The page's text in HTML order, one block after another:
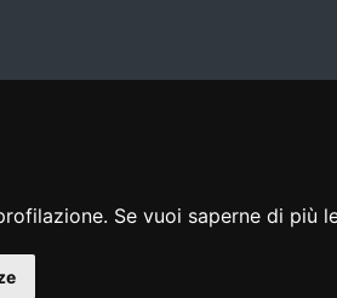
Se vuoi saperne di più
| feedback